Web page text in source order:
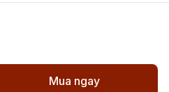
Mua ngay